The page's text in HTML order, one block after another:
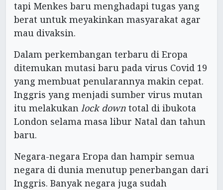
tapi Menkes baru menghadapi tugas yang
berat untuk meyakinkan masyarakat agar
mau divaksin.
Dalam perkembangan terbaru di Eropa
ditemukan mutasi baru pada virus Covid 19
yang membuat penularannya makin cepat.
Inggris yang menjadi sumber virus mutan
itu melakukan lock down total di ibukota
London selama masa libur Natal dan tahun
baru.
Negara-negara Eropa dan hampir semua
negara di dunia menutup penerbangan dari
Inggris. Banyak negara juga sudah